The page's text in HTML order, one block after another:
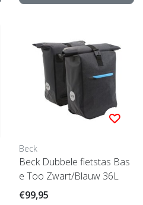
Beck
Beck Dubbele fietstas Bas
e Too Zwart/Blauw 36L
€99,95